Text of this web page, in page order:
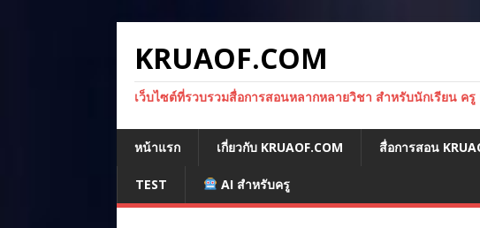
KRUAOF.COM
เว็บไซต์ที่รวบรวมสื่อการสอนหลากหลายวิชา สำหรับนักเรียน ค
หน้าแรก เกี่ยวกับ KRUAOF.COM สื่อการสอน
TEST AI สำหรับครู